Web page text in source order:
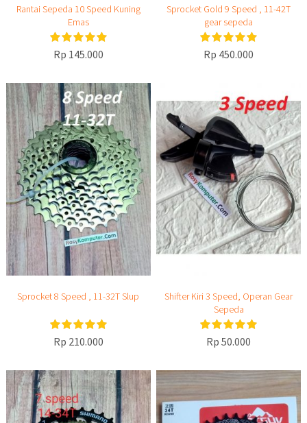
Rantai Sepeda 10 Speed Kuning
Emas
Rp 145.000
Sprocket Gold 9 Speed , 11-42T
gear sepeda
Rp 450.000
Sprocket 8 Speed , 11-32T Slup
Rp 210.000
Shifter Kiri 3 Speed, Operan Gear
Sepeda
Rp 50.000